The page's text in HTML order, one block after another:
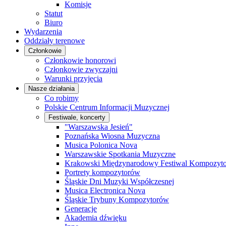
Komisje
Statut
Biuro
Wydarzenia
Oddziały terenowe
Członkowie
Członkowie honorowi
Członkowie zwyczajni
Warunki przyjęcia
Nasze działania
Co robimy
Polskie Centrum Informacji Muzycznej
Festiwale, koncerty
"Warszawska Jesień"
Poznańska Wiosna Muzyczna
Musica Polonica Nova
Warszawskie Spotkania Muzyczne
Krakowski Międzynarodowy Festiwal
Portrety kompozytorów
Śląskie Dni Muzyki Współczesnej
Musica Electronica Nova
Śląskie Trybuny Kompozytorów
Generacje
Akademia dźwięku